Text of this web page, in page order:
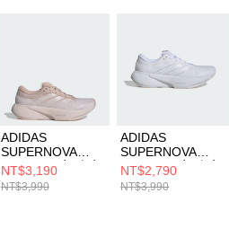
ADIDAS
SUPERNOVA
RISE 3 W 女 跑步
鞋 JR2285
NT$3,190
NT$3,990
ADIDAS
SUPERNOVA
RISE 3 W 女 跑步
鞋 JR7388
NT$2,790
NT$3,990